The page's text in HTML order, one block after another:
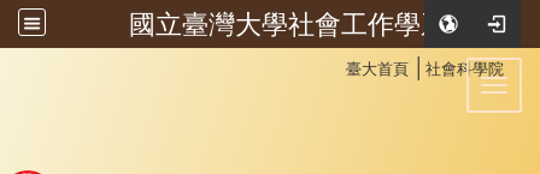
國立臺灣大學社會工作學系
臺大首頁 社會科學院